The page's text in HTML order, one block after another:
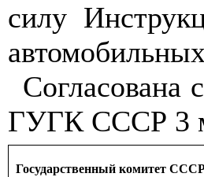
силу
автомобильн
Согласована
ГУГК СССР 3
Государственный комитет СССР